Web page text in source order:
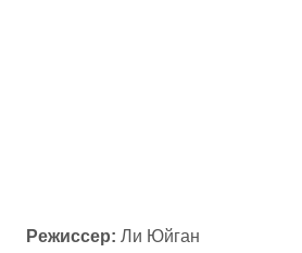
Режиссер: Ли Юйган